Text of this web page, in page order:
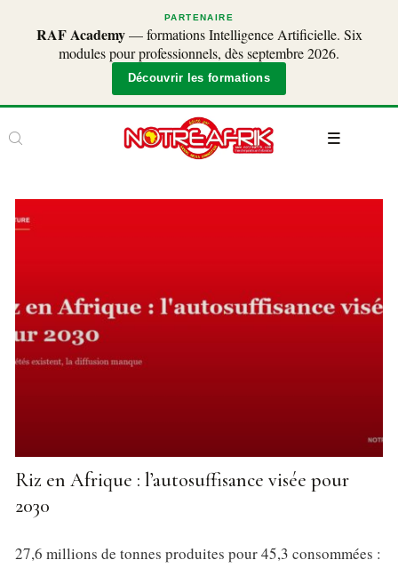
PARTENAIRE
RAF Academy— formations Intelligence Artificielle. Six
modules pour professionnels, dès septembre 2026.
Découvrir les formations
Riz en Afrique : l’autosuffisance visée pour
2030
27,6 millions de tonnes produites pour 45,3 consommées :